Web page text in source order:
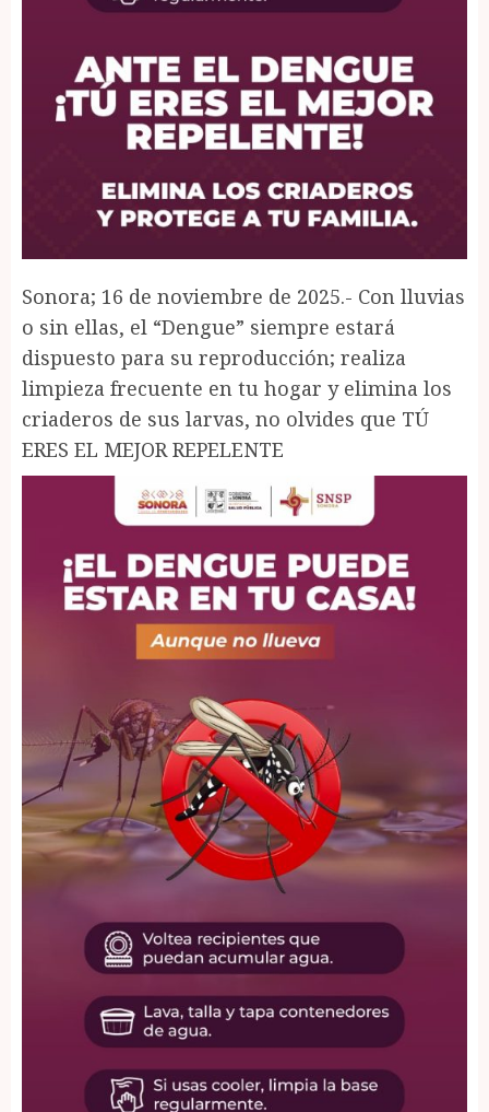
Sonora; 16 de noviembre de 2025.- Con lluvias
o sin ellas, el “Dengue” siempre estará
dispuesto para su reproducción; realiza
limpieza frecuente en tu hogar y elimina los
criaderos de sus larvas, no olvides que TÚ
ERES EL MEJOR REPELENTE